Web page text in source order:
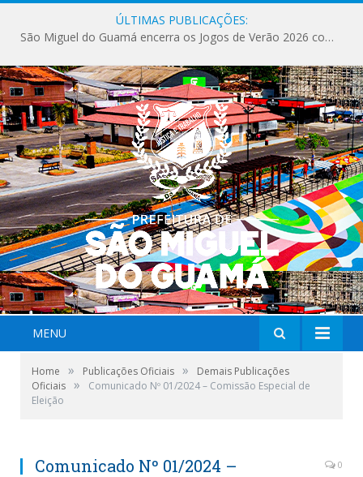
ÚLTIMAS PUBLICAÇÕES:
Milhares de fiéis tomam as ruas de São Miguel do Guamá em uma grande celebração de fé na Marcha para Jesus 2026.
MENU
Home » Publicações Oficiais »
Demais Publicações
Oficiais »
Comunicado Nº 01/2024 – Comissão Especial de
Eleição
Comunicado Nº 01/2024 –
0